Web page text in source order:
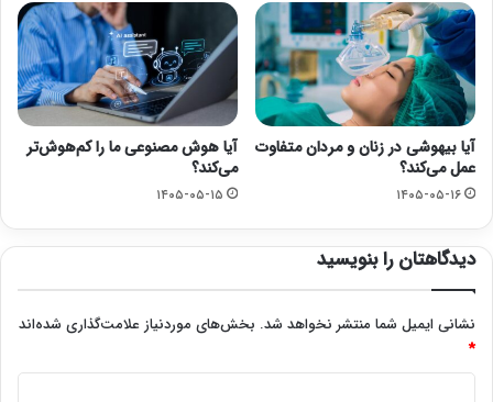
آیا بیهوشی در زنان و مردان متفاوت
عمل می‌کند؟
۱۴۰۵-۰۵-۱۶
آیا هوش مصنوعی ما را کم‌هوش‌تر
می‌کند؟
۱۴۰۵-۰۵-۱۵
دیدگاهتان را بنویسید
نشانی ایمیل شما منتشر نخواهد شد. بخش‌های موردنیاز علامت‌گذاری شده‌اند
*